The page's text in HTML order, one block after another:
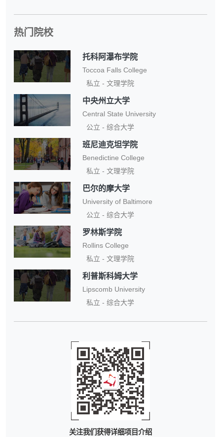
热门院校
托科阿瀑布学院
Toccoa Falls College
私立 - 文理学院
中央州立大学
Central State University
公立 - 综合大学
班尼迪克坦学院
Benedictine College
私立 - 文理学院
巴尔的摩大学
University of Baltimore
公立 - 综合大学
罗林斯学院
Rollins College
私立 - 文理学院
利普斯科姆大学
Lipscomb University
私立 - 综合大学
关注我们获得详细项目介绍